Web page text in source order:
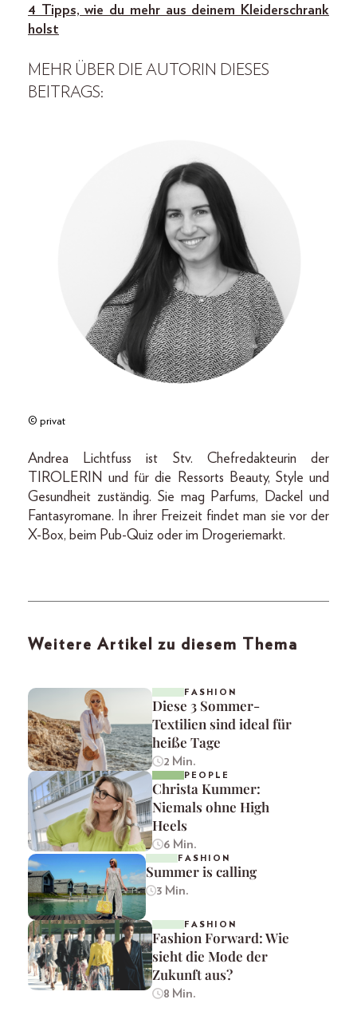
4 Tipps, wie du mehr aus deinem Kleiderschrank
holst
MEHR ÜBER DIE AUTORIN DIESES
BEITRAGS:
© privat
Andrea Lichtfuss ist Stv. Chefredakteurin der
TIROLERIN und für die Ressorts Beauty, Style und
Gesundheit zuständig. Sie mag Parfums, Dackel und
Fantasyromane. In ihrer Freizeit findet man sie vor der
X-Box, beim Pub-Quiz oder im Drogeriemarkt.
Weitere Artikel zu diesem Thema
FASHION
Diese 3 Sommer-
Textilien sind ideal für
heiße Tage
2 Min.
PEOPLE
Christa Kummer:
Niemals ohne High
Heels
6 Min.
FASHION
Summer is calling
3 Min.
FASHION
Fashion Forward: Wie
sieht die Mode der
Zukunft aus?
8 Min.